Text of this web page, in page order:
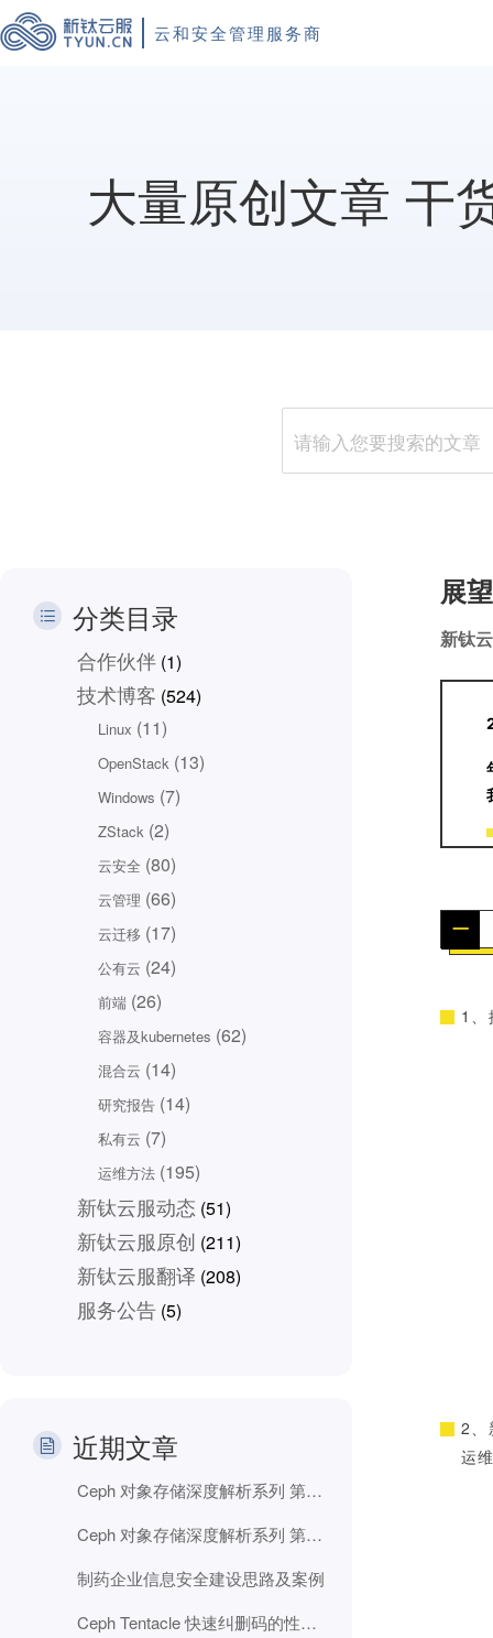
云和安全管理服务商
大量原创文章 干
分类目录
合作伙伴 (1)
技术博客 (524)
Linux (11)
OpenStack (13)
Windows (7)
ZStack (2)
云安全 (80)
云管理 (66)
云迁移 (17)
公有云 (24)
前端 (26)
容器及kubernetes (62)
混合云 (14)
研究报告 (14)
私有云 (7)
运维方法 (195)
新钛云服动态 (51)
新钛云服原创 (211)
新钛云服翻译 (208)
服务公告 (5)
近期文章
Ceph 对象存储深度解析系列 第二部分：RGW 数据路径、分片和自动化
Ceph 对象存储深度解析系列 第一部分：RGW 核心基础
制药企业信息安全建设思路及案例
Ceph Tentacle 快速纠删码的性能改进
展
新钛
一
1、
2、
运